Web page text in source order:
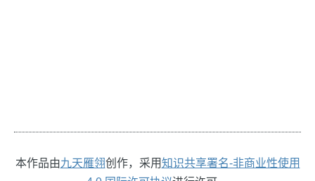
本作品由九天雁翎创作，采用知识共享署名-非商业性使用